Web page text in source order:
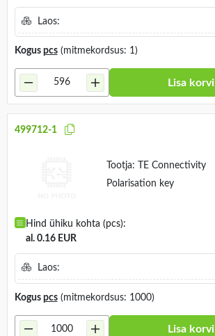
Laos:
Kogus pcs(mitmekordsus: 1)
Lisa korvi
499712-1
Tootja:
TE Connectivity
Polarisation key
Hind ühiku kohta (pcs):
al. 0.16 EUR
Laos:
Kogus pcs(mitmekordsus: 1000)
Lisa korvi